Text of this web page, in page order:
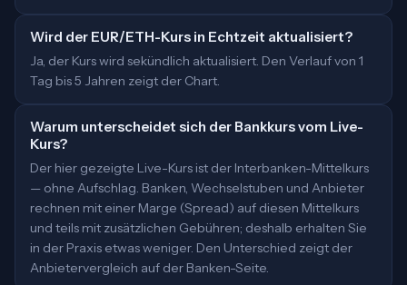
Wird der EUR/ETH-Kurs in Echtzeit aktualisiert?
Ja, der Kurs wird sekündlich aktualisiert. Den Verlauf von 1
Tag bis 5 Jahren zeigt der Chart.
Warum unterscheidet sich der Bankkurs vom Live-
Kurs?
Der hier gezeigte Live-Kurs ist der Interbanken-Mittelkurs
— ohne Aufschlag. Banken, Wechselstuben und Anbieter
rechnen mit einer Marge (Spread) auf diesen Mittelkurs
und teils mit zusätzlichen Gebühren; deshalb erhalten Sie
in der Praxis etwas weniger. Den Unterschied zeigt der
Anbietervergleich auf der Banken-Seite.